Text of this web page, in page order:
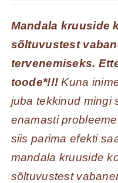
Mandala kruuside
sõltuvustest
tervenemiseks.
toode*!!! Kuna
juba tekkinud mingi
enamasti
siis parima efekti
mandala kruuside
sõltuvustest